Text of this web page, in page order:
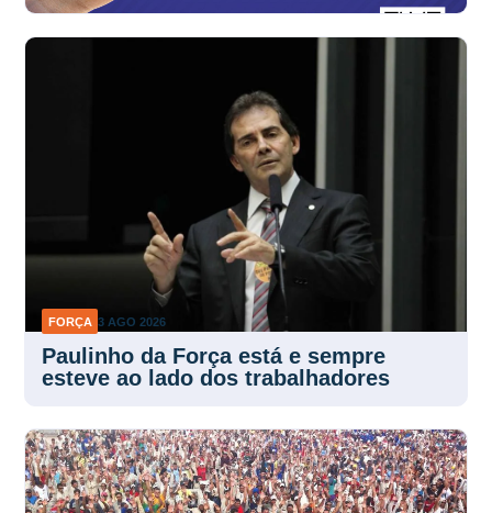
FORÇA 3 AGO 2026
Paulinho da Força está e sempre
esteve ao lado dos trabalhadores